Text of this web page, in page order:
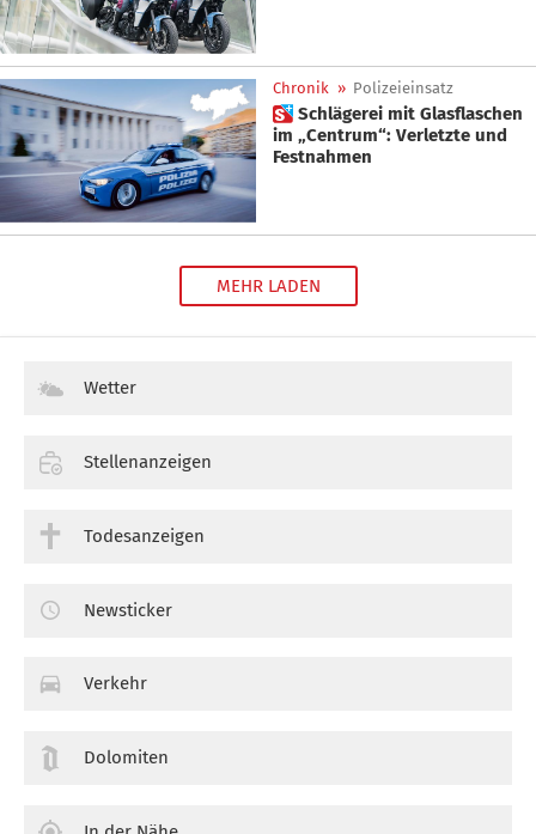
Chronik » Polizeieinsatz
 Schlägerei mit Glasflaschen
im „Centrum“: Verletzte und
Festnahmen
MEHR LADEN
Wetter
Stellenanzeigen
Todesanzeigen
Newsticker
Verkehr
Dolomiten